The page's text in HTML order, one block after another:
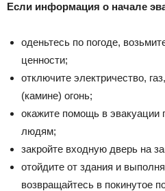
Если информация о начале
оденьтесь по погоде,
ценности;
отключите электричество,
(камине) огонь;
окажите помощь в
людям;
закройте входную дверь на
отойдите от здания и
возвращайтесь в покинутое